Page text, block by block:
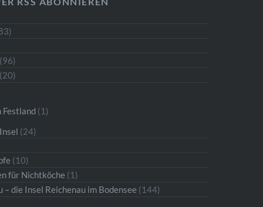
Festland (1)
(24)
(10)
für Nichtköche (1)
– die Insel Reichenau im Bodensee (144)